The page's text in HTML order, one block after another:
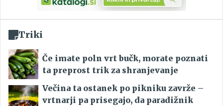
Triki
Če imate poln vrt bučk, morate poznati
ta preprost trik za shranjevanje
Večina ta ostanek po pikniku zavrže –
vrtnarji pa prisegajo, da paradižnik